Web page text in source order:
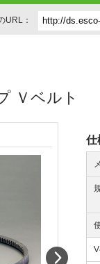
URL：
Ｖベルト
仕